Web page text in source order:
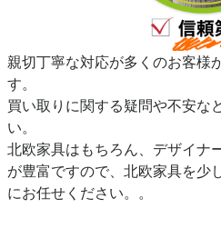
親切丁寧な対応が多くのお客様
す。
買い取りに関する疑問や不安な
い。
北欧家具はもちろん、デザイナ
が豊富ですので、北欧家具を少
にお任せください。。